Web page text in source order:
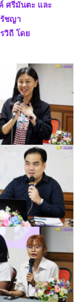
ศรีมันตะ และ
ชญา
วิถี โดย